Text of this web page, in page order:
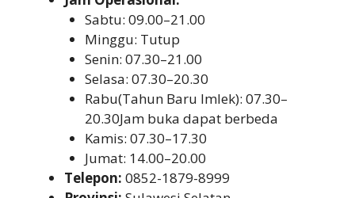
Sabtu: 09.00–21.00
Minggu: Tutup
Senin: 07.30–21.00
Selasa: 07.30–20.30
Rabu(Tahun Baru Imlek): 07.30–
20.30Jam buka dapat berbeda
Kamis: 07.30–17.30
Jumat: 14.00–20.00
Telepon: 0852-1879-8999